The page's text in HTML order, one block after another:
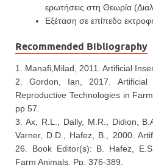
ερωτήσεις στη Θεωρία
Εξέταση σε επίπεδο
Recommended Bibliography
1. Manafi,Milad, 2011. Artificial
2. Gordon, Ian, 2017. Artificial
Reproductive Technologies in
pp 57.
3. Ax, R.L., Dally, M.R., Didion,
Varner, D.D., Hafez, B., 2000.
26. Book Editor(s): B. Hafez,
Farm Animals. Pp. 376-389.